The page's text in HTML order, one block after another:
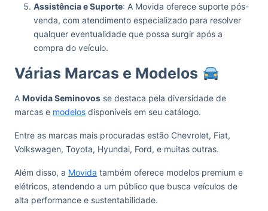
Assistência e Suporte: A Movida oferece suporte pós-
venda, com atendimento especializado para resolver
qualquer eventualidade que possa surgir após a
compra do veículo.
Várias Marcas e Modelos
A Movida Seminovos se destaca pela diversidade de
marcas e modelos disponíveis em seu catálogo.
Entre as marcas mais procuradas estão Chevrolet, Fiat,
Volkswagen, Toyota, Hyundai, Ford, e muitas outras.
Além disso, a Movida também oferece modelos premium e
elétricos, atendendo a um público que busca veículos de
alta performance e sustentabilidade.